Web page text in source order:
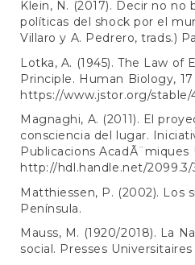
Klein, N. (2017). Decir no no
políticas del shock por el
Villaro y A. Pedrero, trads.)
Lotka, A. (1945). The Law of
Principle. Human Biology,
https://www.jstor.org/stable/
Magnaghi, A. (2011). El
consciencia del lugar.
Publicacions AcadÃ¨miques
http://hdl.handle.net/2099.3/
Matthiessen, P. (2002). Los
Península.
Mauss, M. (1920/2018). La
social. Presses Universitaires